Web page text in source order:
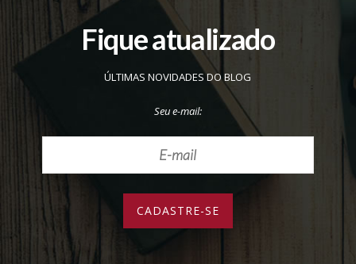
Fique atualizado
ÚLTIMAS NOVIDADES DO BLOG
Seu e-mail: